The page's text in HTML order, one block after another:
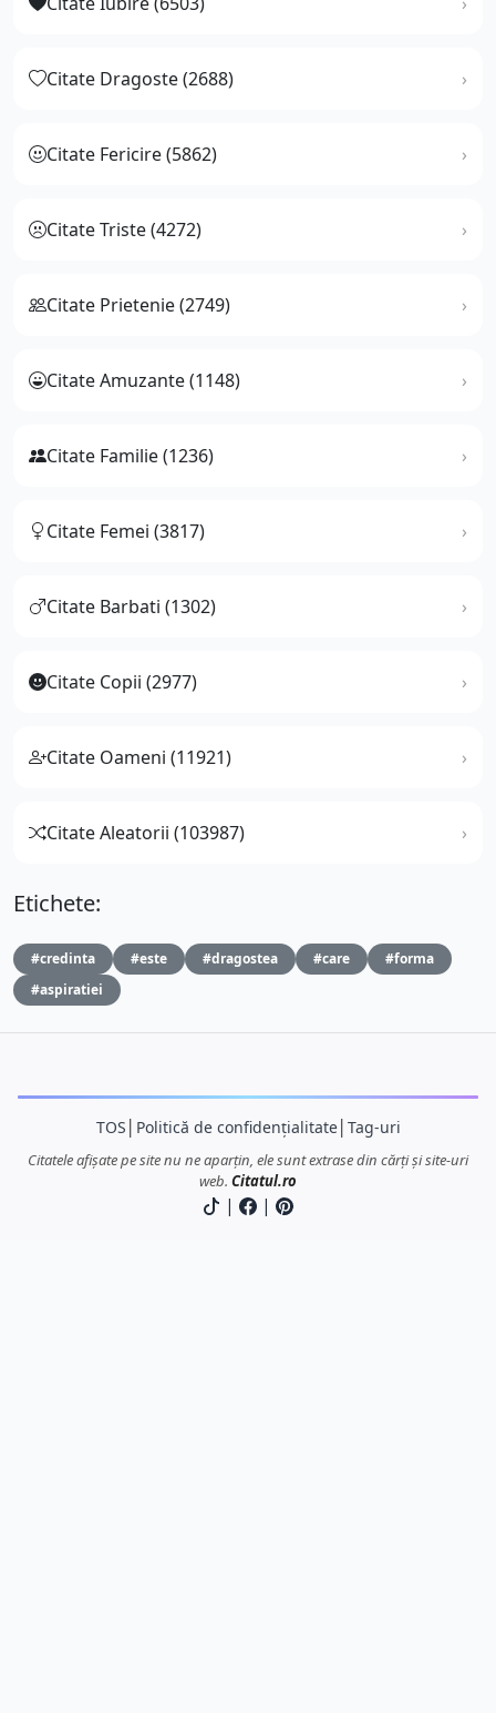
Citate Dragoste (2688)
Citate Fericire (5862)
Citate Triste (4272)
Citate Prietenie (2749)
Citate Amuzante (1148)
Citate Familie (1236)
Citate Femei (3817)
Citate Barbati (1302)
Citate Copii (2977)
Citate Oameni (11921)
Citate Aleatorii (103987)
Etichete:
#credinta #este #dragostea #care
#forma
#aspiratiei
TOS Politică de confidențialitate│ Tag-uri
Citatele afișate pe site nu ne aparțin, ele sunt extrase din cărți și site-uri
web. Citatul.ro
| |